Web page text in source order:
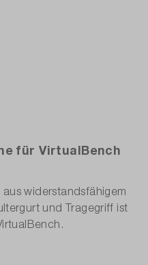
für VirtualBench
widerstandsfähigem
und Tragegriff ist